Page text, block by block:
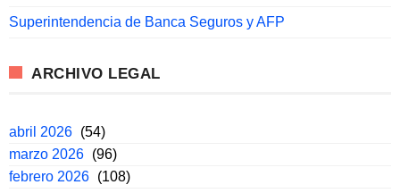
Superintendencia de Banca Seguros y AFP
ARCHIVO LEGAL
abril 2026 (54)
marzo 2026 (96)
febrero 2026 (108)